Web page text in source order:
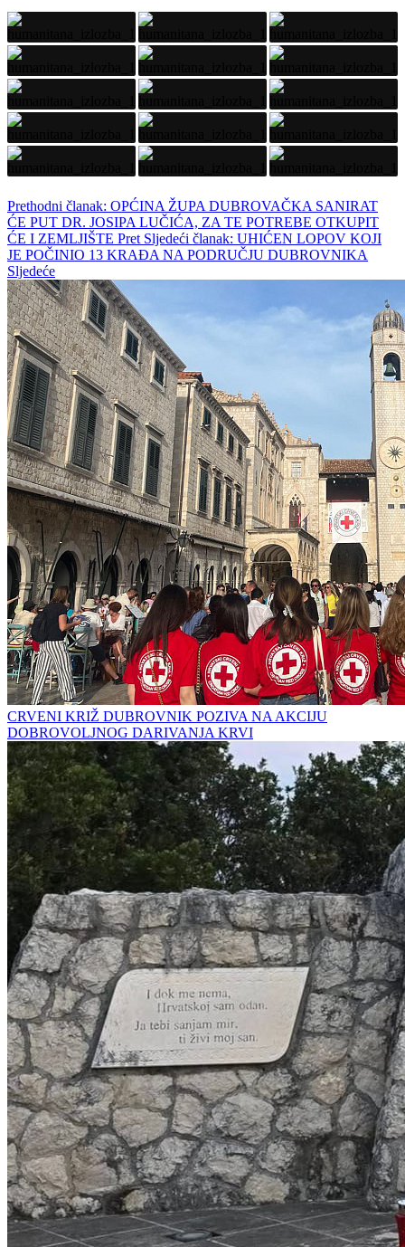
Prethodni članak: OPĆINA ŽUPA DUBROVAČKA SANIRAT
ĆE PUT DR. JOSIPA LUČIĆA, ZA TE POTREBE OTKUPIT
ĆE I ZEMLJIŠTE Pret Sljedeći članak: UHIĆEN LOPOV KOJI
JE POČINIO 13 KRAĐA NA PODRUČJU DUBROVNIKA
Sljedeće
CRVENI KRIŽ DUBROVNIK POZIVA NA AKCIJU
DOBROVOLJNOG DARIVANJA KRVI